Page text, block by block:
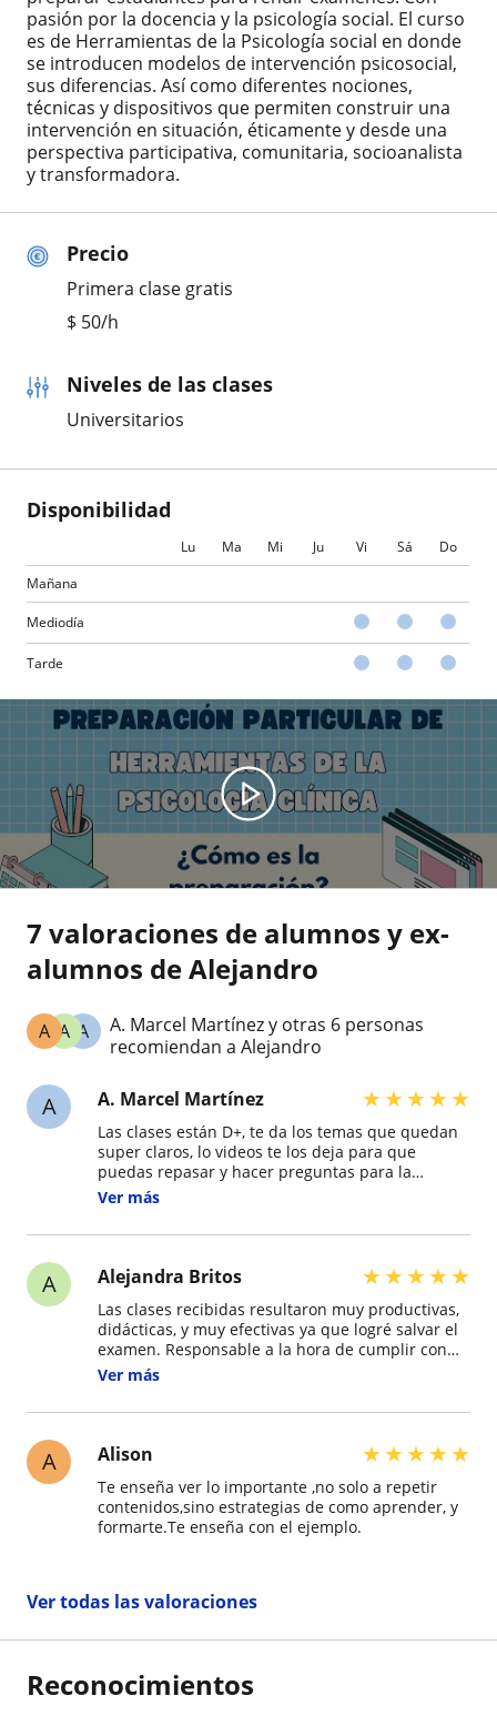
Precio
Primera clase gratis
$ 50/h
Niveles de las clases
Universitarios
Disponibilidad
Lu Ma Mi Ju Vi Sá
Do
Mañana
Mediodía
Tarde
pasión por la docencia y la psicología social. El curso
es de Herramientas de la Psicología social en donde
se introducen modelos de intervención psicosocial,
sus diferencias. Así como diferentes nociones,
técnicas y dispositivos que permiten construir una
intervención en situación, éticamente y desde una
perspectiva participativa, comunitaria, socioanalista
y transformadora.
7 valoraciones de alumnos y ex-
alumnos de Alejandro
A
A
A
A. Marcel Martínez y otras 6 personas
recomiendan a Alejandro
A A. Marcel Martínez ★★★★★
Las clases están D+, te da los temas que quedan
super claros, lo videos te los deja para que
puedas repasar y hacer preguntas para la
siguiente clase... El horario que maneja es
como en mi caso. MUY RECOMENDABLE PARA IR
Ver más
A Alejandra Britos ★★★★★
Las clases recibidas resultaron muy productivas,
didácticas, y muy efectivas ya que logré salvar el
examen. Responsable a la hora de cumplir con
los horarios de clase, disponibilidad para
Ver más
A Alison ★★★★★
Te enseña ver lo importante ,no solo a repetir
contenidos,sino estrategias de como aprender, y
formarte.Te enseña con el ejemplo.
Ver todas las valoraciones
Reconocimientos